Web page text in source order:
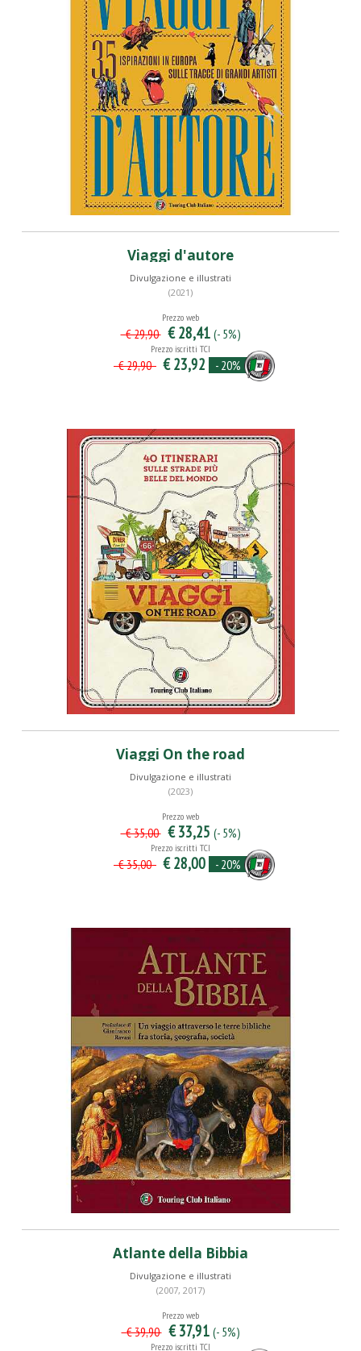
Viaggi d'autore
Divulgazione e illustrati
(2021)
Prezzo web
€ 29,90 € 28,41 (- 5%)
Prezzo iscritti TCI
€ 29,90 € 23,92 - 20%
Viaggi On the road
Divulgazione e illustrati
(2023)
Prezzo web
€ 35,00 € 33,25 (- 5%)
Prezzo iscritti TCI
€ 35,00 € 28,00 - 20%
Atlante della Bibbia
Divulgazione e illustrati
(2007, 2017)
Prezzo web
€ 39,90 € 37,91 (- 5%)
Prezzo iscritti TCI